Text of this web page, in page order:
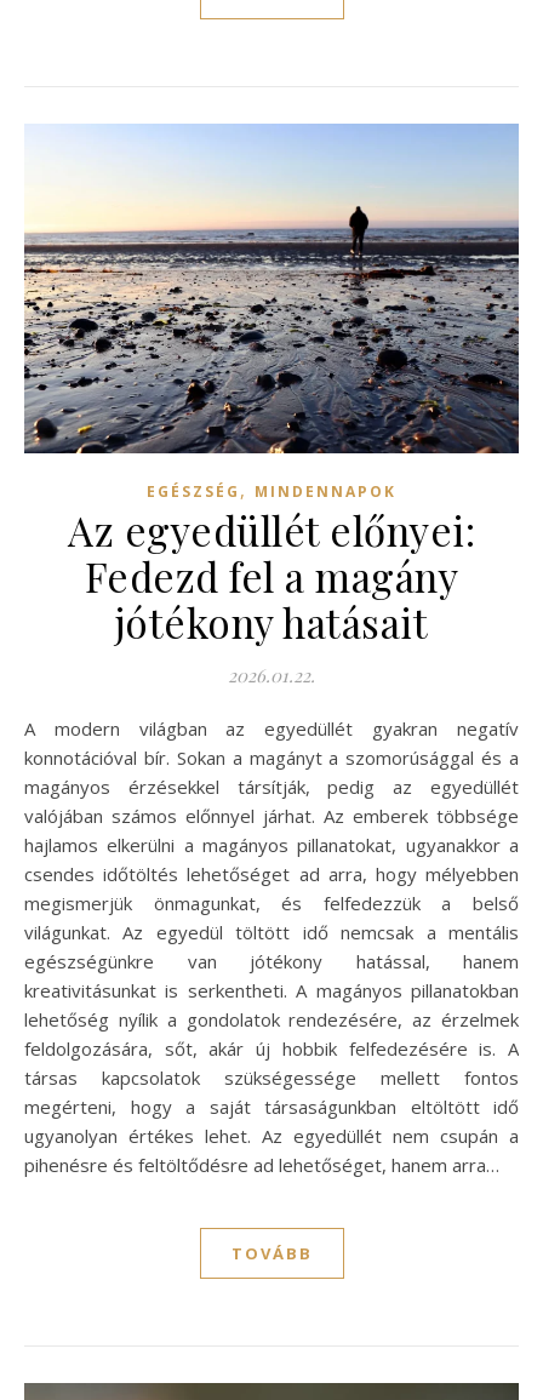
EGÉSZSÉG , MINDENNAPOK
Az egyedüllét előnyei:
Fedezd fel a magány
jótékony hatásait
2026.01.22.
A modern világban az egyedüllét gyakran negatív
konnotációval bír. Sokan a magányt a szomorúsággal és a
magányos érzésekkel társítják, pedig az egyedüllét
valójában számos előnnyel járhat. Az emberek többsége
hajlamos elkerülni a magányos pillanatokat, ugyanakkor a
csendes időtöltés lehetőséget ad arra, hogy mélyebben
megismerjük önmagunkat, és felfedezzük a belső
világunkat. Az egyedül töltött idő nemcsak a mentális
egészségünkre van jótékony hatással, hanem
kreativitásunkat is serkentheti. A magányos pillanatokban
lehetőség nyílik a gondolatok rendezésére, az érzelmek
feldolgozására, sőt, akár új hobbik felfedezésére is. A
társas kapcsolatok szükségessége mellett fontos
megérteni, hogy a saját társaságunkban eltöltött idő
ugyanolyan értékes lehet. Az egyedüllét nem csupán a
pihenésre és feltöltődésre ad lehetőséget, hanem arra…
TOVÁBB